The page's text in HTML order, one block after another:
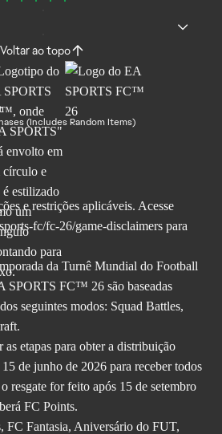
Voltar ao topo
(Includes Random Items)
e restrições aplicáveis. Acesse
fc/fc-26/game-disclaimers para
da Turnê Mundial do Football
FC™ 26 são baseadas
seguintes modos: Squad Battles,
etapas para obter a distribuição
de junho de 2026 para receber todos
resgate for feito após 15 de setembro
FC Points.
FC Fantasia, Aniversário do FUT,